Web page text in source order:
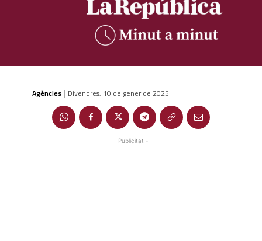
Agències | Divendres, 10 de gener de 2025
- Publicitat -